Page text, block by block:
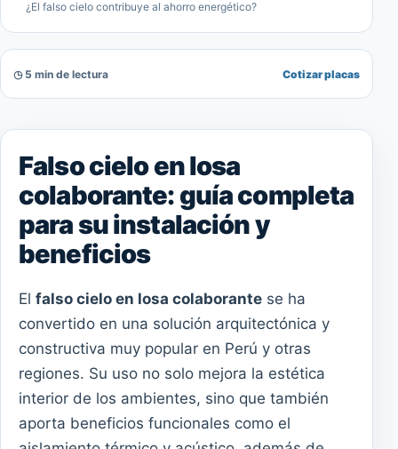
¿El falso cielo contribuye al ahorro energético?
◷ 5 min de lectura Cotizar placas
Falso cielo en losa
colaborante: guía completa
para su instalación y
beneficios
El falso cielo en losa colaborante se ha
convertido en una solución arquitectónica y
constructiva muy popular en Perú y otras
regiones. Su uso no solo mejora la estética
interior de los ambientes, sino que también
aporta beneficios funcionales como el